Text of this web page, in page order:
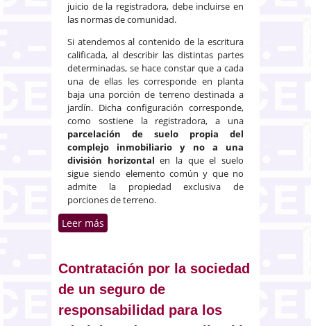
juicio de la registradora, debe incluirse en
las normas de comunidad.
Si atendemos al contenido de la escritura
calificada, al describir las distintas partes
determinadas, se hace constar que a cada
una de ellas les corresponde en planta
baja una porción de terreno destinada a
jardín. Dicha configuración corresponde,
como sostiene la registradora, a una
parcelación de suelo
propia del
complejo inmobiliario y no a una
división horizontal en la que el suelo
sigue siendo elemento común y que no
admite la propiedad exclusiva de
porciones de terreno.
Leer más
unifamiliares adosadas
Contratación por la sociedad
de un seguro de
responsabilidad para los